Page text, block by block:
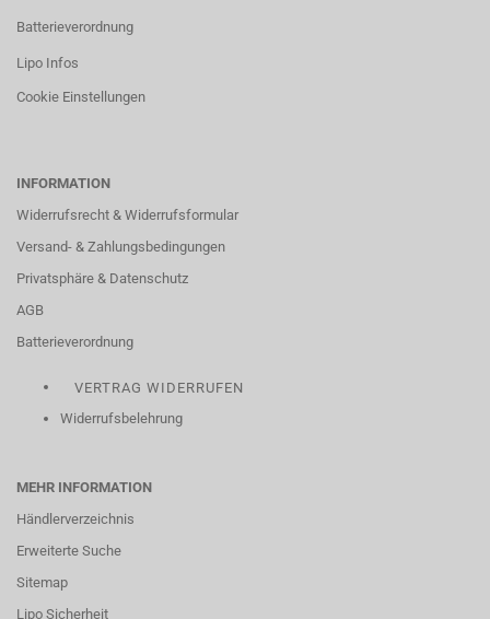
Batterieverordnung
Lipo Infos
Cookie Einstellungen
INFORMATION
Widerrufsrecht & Widerrufsformular
Versand- & Zahlungsbedingungen
Privatsphäre & Datenschutz
AGB
Batterieverordnung
VERTRAG WIDERRUFEN
Widerrufsbelehrung
MEHR INFORMATION
Händlerverzeichnis
Erweiterte Suche
Sitemap
Lipo Sicherheit